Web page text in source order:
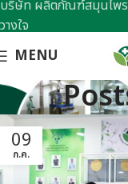
MENU
09
ก.ค.
บริษัท ผลิตภัณฑ์สมุนไพร
วางใจ